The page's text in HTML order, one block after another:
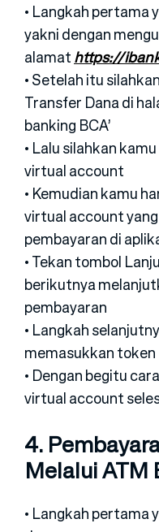
• Langkah pertama
yakni dengan
alamathttps://
• Setelah itu
Transfer Dana di
banking BCA’
• Lalu silahkan
virtual account
• Kemudian kamu
virtual account
pembayaran di
• Tekan tombol
berikutnya
pembayaran
• Langkah
memasukkan
• Dengan begitu
virtual account
4.
Melalui ATM
• Langkah pertama